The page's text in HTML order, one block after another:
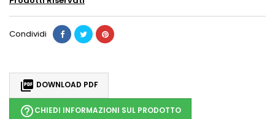
Condividi
 DOWNLOAD PDF
help_outlineCHIEDI INFORMAZIONI SUL PRODOTTO